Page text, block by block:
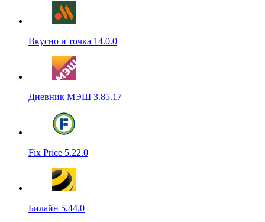
Вкусно и точка 14.0.0
Дневник МЭШ 3.85.17
Fix Price 5.22.0
Билайн 5.44.0